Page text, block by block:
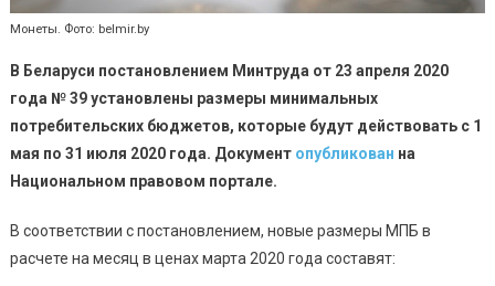
Монеты. Фото: belmir.by
В Беларуси постановлением Минтруда от 23 апреля 2020
года № 39 установлены размеры минимальных
потребительских бюджетов, которые будут действовать с 1
мая по 31 июля 2020 года. Документ опубликован на
Национальном правовом портале.
В соответствии с постановлением, новые размеры МПБ в
расчете на месяц в ценах марта 2020 года составят: